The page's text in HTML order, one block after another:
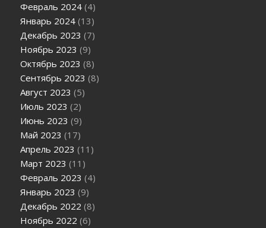
Февраль 2024 (4)
Январь 2024 (13)
Декабрь 2023 (7)
Ноябрь 2023 (9)
Октябрь 2023 (8)
Сентябрь 2023 (8)
Август 2023 (5)
Июль 2023 (2)
Июнь 2023 (9)
Май 2023 (17)
Апрель 2023 (11)
Март 2023 (11)
Февраль 2023 (4)
Январь 2023 (9)
Декабрь 2022 (8)
Ноябрь 2022 (6)